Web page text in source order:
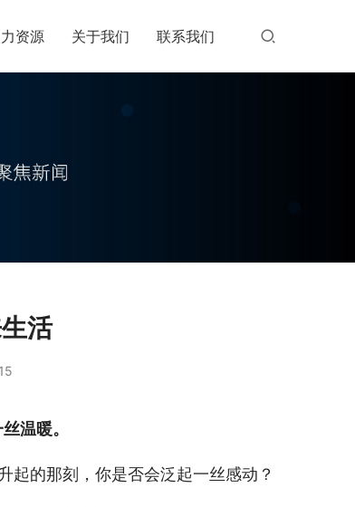
资源 关于我们 联系我们
活
温暖。
起的那刻，你是否会泛起一丝感动？